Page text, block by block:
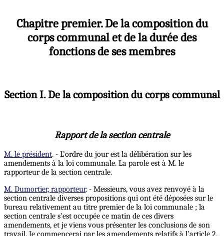
Chapitre premier. De la composition du
corps communal et de la durée des
fonctions de ses membres
Section I. De la composition du corps communal
Rapport de la section centrale
M. le président. - L’ordre du jour est la délibération sur les
amendements à la loi communale. La parole est à M. le
rapporteur de la section centrale.
M. Dumortier, rapporteur. - Messieurs, vous avez renvoyé à la
section centrale diverses propositions qui ont été déposées sur le
bureau relativement au titre premier de la loi communale ; la
section centrale s’est occupée ce matin de ces divers
amendements, et je viens vous présenter les conclusions de son
travail. Je commencerai par les amendements relatifs à l’article 2.